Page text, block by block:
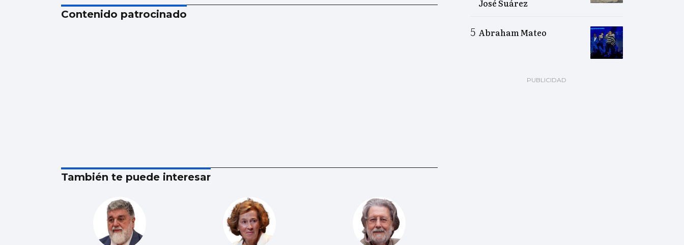
Contenido patrocinado
También te puede interesar
José Suárez
Abraham Mateo